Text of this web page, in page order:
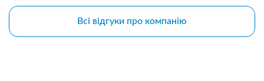
Всі відгуки про компанію